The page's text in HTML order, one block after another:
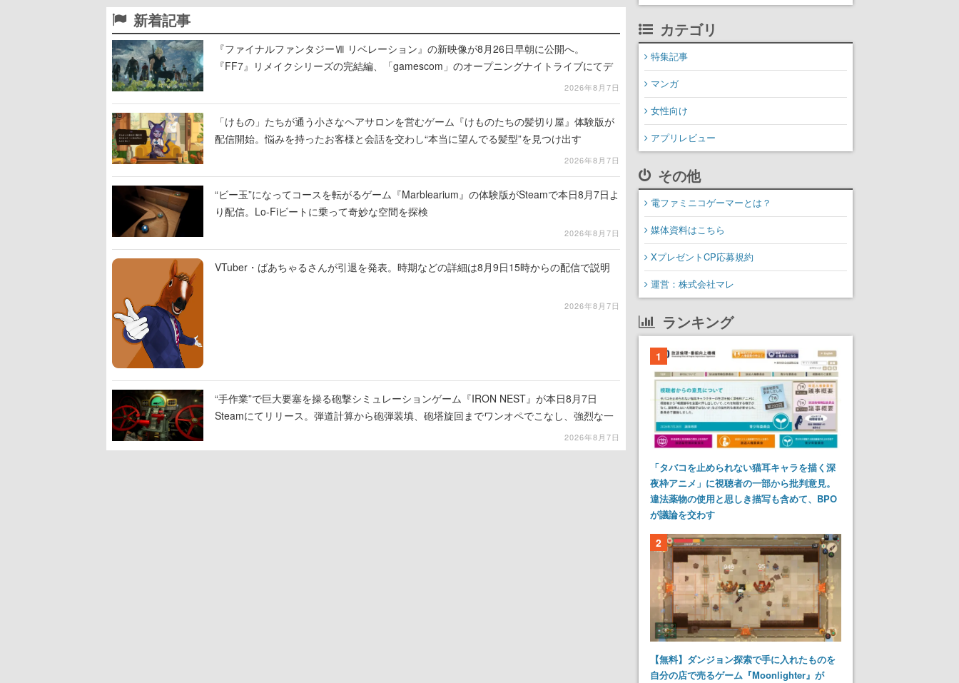
新着記事
『ファイナルファンタジーⅦ リベレーション』の新映像が8月26日早朝に公開へ。
『FF7』リメイクシリーズの完結編、「gamescom」のオープニングナイトライブにてデ
2026年8月7日
「けもの」たちが通う小さなヘアサロンを営むゲーム『けものたちの髪切り屋』体験版が
配信開始。悩みを持ったお客様と会話を交わし“本当に望んでる髪型”を見つけ出す
2026年8月7日
“ビー玉”になってコースを転がるゲーム『Marblearium』の体験版がSteamで本日8月7日よ
り配信。Lo-Fiビートに乗って奇妙な空間を探検
2026年8月7日
VTuber・ばあちゃるさんが引退を発表。時期などの詳細は8月9日15時からの配信で説明
2026年8月7日
“手作業”で巨大要塞を操る砲撃シミュレーションゲーム『IRON NEST』が本日8月7日
Steamにてリリース。弾道計算から砲弾装填、砲塔旋回までワンオペでこなし、強烈な一
2026年8月7日
カテゴリ
特集記事
マンガ
女性向け
アプリレビュー
その他
電ファミニコゲーマーとは？
媒体資料はこちら
XプレゼントCP応募規約
運営：株式会社マレ
ランキング
1
「タバコを止められない猫耳キャラを描く深
夜枠アニメ」に視聴者の一部から批判意見。
違法薬物の使用と思しき描写も含めて、BPO
が議論を交わす
2
【無料】ダンジョン探索で手に入れたものを
自分の店で売るゲーム『Moonlighter』が